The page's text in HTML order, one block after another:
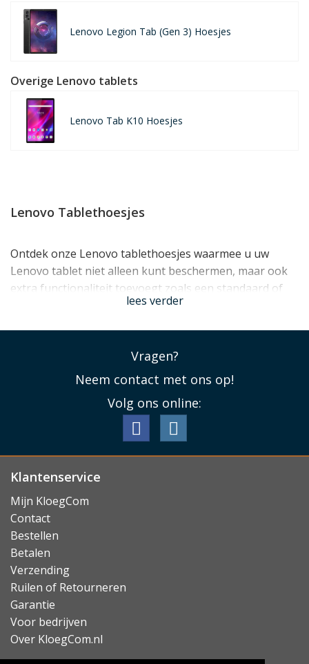
Lenovo Legion Tab (Gen 3) Hoesjes
Overige Lenovo tablets
Lenovo Tab K10 Hoesjes
Lenovo Tablethoesjes
Ontdek onze Lenovo tablethoesjes waarmee u uw
Lenovo tablet niet alleen kunt beschermen, maar ook
extra functionaliteit toevoegt zoals een standaard of
. Bovendien maakt u uw tablet met
Lenovo tablet cases voor alle actuele modellen. Kies in
het overzicht hieronder uw type tablet, maar let goed
op: de naamgeving bij Lenovo kan soms wat
verwarrend zijn. Bij twijfel kunt u daarom altijd contact
klantenservice
dat u het juiste Lenovo tablet hoesje bestelt.
lees verder
Vragen?
Neem contact met ons op!
Volg ons online:
Klantenservice
Mijn KloegCom
Contact
Bestellen
Betalen
Verzending
Ruilen of Retourneren
Garantie
Voor bedrijven
Over KloegCom.nl